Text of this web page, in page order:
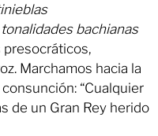
tonalidades bachianas
presocráticos,
Marchamos hacia la
“Cualquier
de un Gran Rey herido